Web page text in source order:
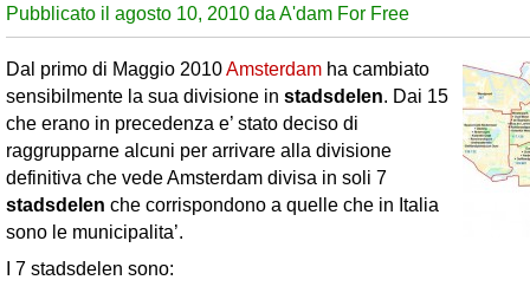
Pubblicato il agosto 10, 2010 da A'dam For Free
Dal primo di Maggio 2010 Amsterdam ha cambiato
sensibilmente la sua divisione in stadsdelen . Dai 15
che erano in precedenza e’ stato deciso di
raggrupparne alcuni per arrivare alla divisione
definitiva che vede Amsterdam divisa in soli 7
stadsdelen che corrispondono a quelle che in Italia
sono le municipalita’.
I 7 stadsdelen sono: